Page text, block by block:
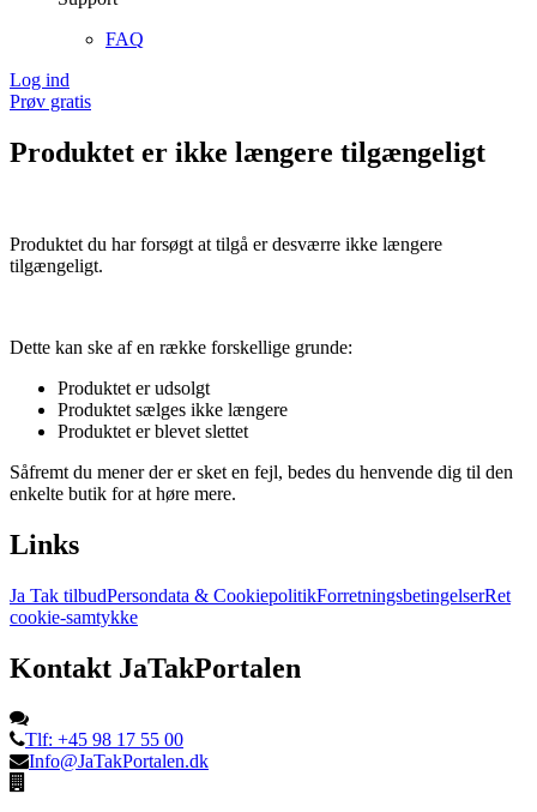
FAQ
Log ind
Prøv gratis
Produktet er ikke længere tilgængeligt
Produktet du har forsøgt at tilgå er desværre ikke længere
tilgængeligt.
Dette kan ske af en række forskellige grunde:
Produktet er udsolgt
Produktet sælges ikke længere
Produktet er blevet slettet
Såfremt du mener der er sket en fejl, bedes du henvende dig til den
enkelte butik for at høre mere.
Links
Ja Tak tilbudPersondata & CookiepolitikForretningsbetingelserRet
cookie-samtykke
Kontakt JaTakPortalen
Tlf: +45 98 17 55 00
Info@JaTakPortalen.dk